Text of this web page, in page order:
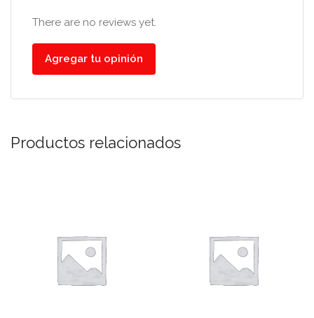
There are no reviews yet.
Agregar tu opinión
Productos relacionados